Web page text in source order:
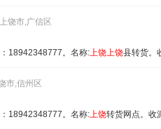
饶市,广信区
18942348777。名称:上饶上饶县转货。
市,信州区
18942348777。名称:上饶转货网点。收